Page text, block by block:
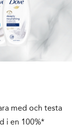
med och testa
i en 100%*